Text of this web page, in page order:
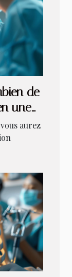
de
une
aurez